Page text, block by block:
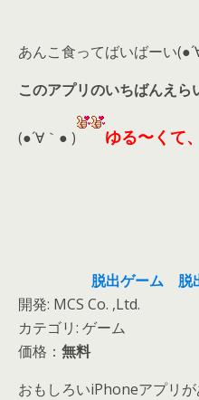
あんこ食ってばいばーい
このアプリのいちばんえら
(●´∀｀● ) ゆる〜くて
脱出ゲーム 脱
開発: MCS Co. ,Ltd.
カテゴリ: ゲーム
価格： 無料
おもしろいiPhoneアプリが